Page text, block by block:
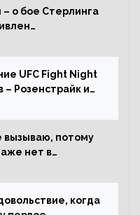
о бое Стерлинга
определенно
UFC Fight Night
– Розенстрайк и
вызываю, потому
нет в
Стерлинг
когда